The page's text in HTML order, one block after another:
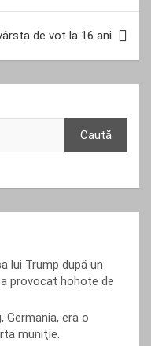
de vot la 16 ani
Caută
lui Trump după un
provocat hohote de
Germania, era o
muniţie.